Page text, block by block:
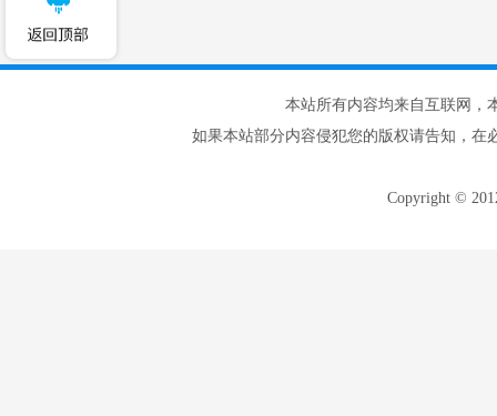
本站所有内容均来自互联网，
如果本站部分内容侵犯您的版权请告知，在
Copyright ©